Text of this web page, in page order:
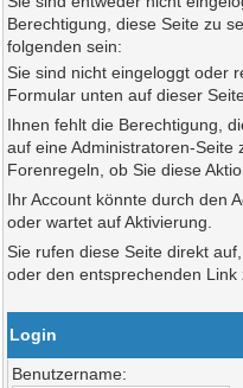
Berechtigung, diese Seite zu
folgenden sein:
Sie sind nicht eingeloggt oder
Formular unten auf dieser
Ihnen fehlt die Berechtigung,
auf eine Administratoren-Seite
Forenregeln, ob Sie diese
Ihr Account könnte durch den
oder wartet auf Aktivierung.
Sie rufen diese Seite direkt
oder den entsprechenden Link
Login
Benutzername: